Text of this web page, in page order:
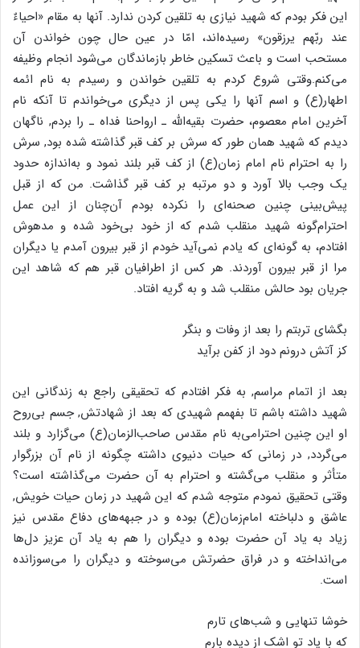
این فکر بودم که شهید نیازی به تلقین کردن ندارد. آنها به مقام «احیاءٌ
عند ربّهم یرزقون» رسیده‌اند، امّا در عین حال چون خواندن آن
مستحب است و باعث تسکین خاطر بازماندگان می‌شود انجام وظیفه
می‌کنم.وقتی شروع کردم به تلقین خواندن و رسیدم به نام ائمه
اطهار(ع) و اسم آنها را یکی پس از دیگری می‌خواندم تا آنکه نام
آخرین امام معصوم، حضرت بقیه‌الله ـ ارواحنا فداه ـ را بردم, ناگهان
دیدم که شهید همان طور که سرش بر کف قبر گذاشته شده بود,‌ سرش
را به احترام نام امام زمان(ع) از کف قبر بلند نمود و به‌اندازه حدود
یک وجب بالا آورد و دو مرتبه بر کف قبر گذاشت. من که از قبل
پیش‌بینی چنین صحنه‌ای را نکرده بودم آن‌چنان از این عمل
احترام‌گونه شهید منقلب شدم که از خود بی‌خود شده و مدهوش
افتادم، به گونه‌ای که یادم نمی‌آید خودم از قبر بیرون آمدم یا دیگران
مرا از قبر بیرون آوردند. هر کس از اطرافیان قبر هم که شاهد این
جریان بود حالش منقلب شد و به گریه افتاد.
بگشای تربتم را بعد از وفات و بنگر
کز آتش درونم دود از کفن برآید
بعد از اتمام مراسم, به فکر افتادم که تحقیقی راجع به زندگانی این
شهید داشته باشم تا بفهمم شهیدی که بعد از شهادتش, جسم بی‌روح
او این چنین احترامی‌به نام مقدس صاحب‌الزمان(ع) می‌گزارد و بلند
می‌گردد, در زمانی که حیات دنیوی داشته چگونه از نام آن بزرگوار
متأثر و منقلب می‌گشته و احترام به آن حضرت می‌گذاشته است؟
وقتی تحقیق نمودم متوجه شدم که این شهید در زمان حیات خویش,
عاشق و دلباخته امام‌زمان(ع) بوده و در جبهه‌های دفاع مقدس نیز
زیاد به یاد آن حضرت بوده و دیگران را هم به یاد آن عزیز دل‌ها
می‌انداخته و در فراق حضرتش می‌سوخته و دیگران را می‌سوزانده‌
است.
خوشا تنهایی و شب‌های تارم
که با یاد تو اشک از دیده بارم